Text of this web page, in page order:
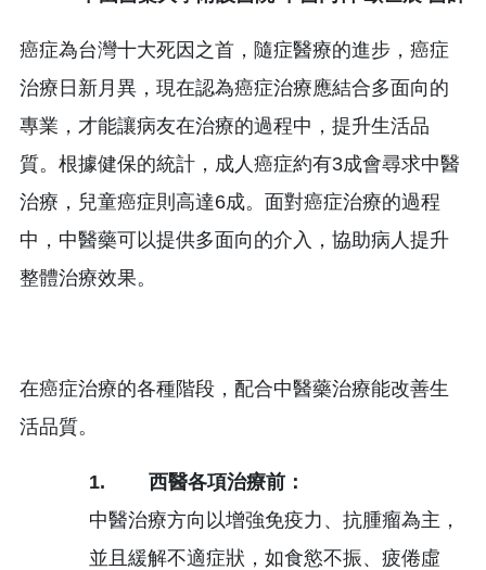
癌症為台灣十大死因之首，隨症醫療的進步，癌症
治療日新月異，現在認為癌症治療應結合多面向的
專業，才能讓病友在治療的過程中，提升生活品
質。根據健保的統計，成人癌症約有3成會尋求中醫
治療，兒童癌症則高達6成。面對癌症治療的過程
中，中醫藥可以提供多面向的介入，協助病人提升
整體治療效果。
在癌症治療的各種階段，配合中醫藥治療能改善生
活品質。
1. 西醫各項治療前：
中醫治療方向以增強免疫力、抗腫瘤為主，
並且緩解不適症狀，如食慾不振、疲倦虛